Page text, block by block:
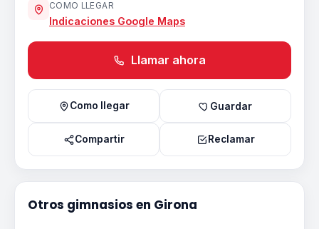
COMO LLEGAR
Indicaciones Google Maps
Llamar ahora
Como llegar Guardar
Compartir Reclamar
Otros gimnasios en Girona